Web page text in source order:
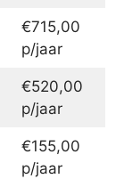
€715,00
p/jaar
€520,00
p/jaar
€155,00
p/jaar